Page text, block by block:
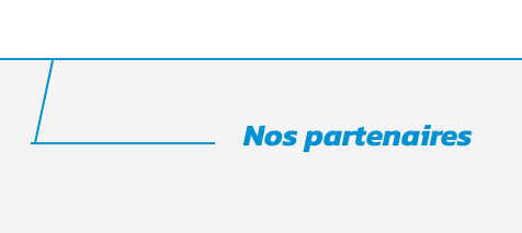
Nos partenaires